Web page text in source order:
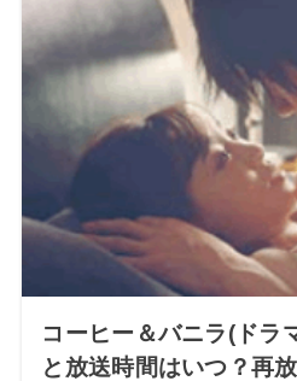
コーヒー＆バニラ(ドラ
と放送時間はいつ？再